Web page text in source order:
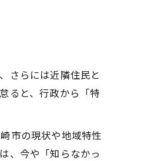
さらには近隣住民と
ると、行政から「特
市の現状や地域特性
、今や「知らなかっ